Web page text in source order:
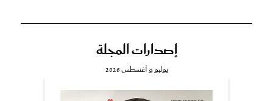
إصدارات المجلة
يوليو و أغسطس 2026